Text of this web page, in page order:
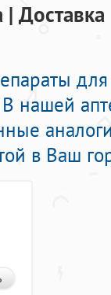
В нашей
в Ваш